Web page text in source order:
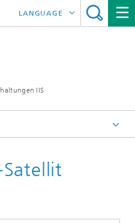
IIS
LANGUAGE
中文